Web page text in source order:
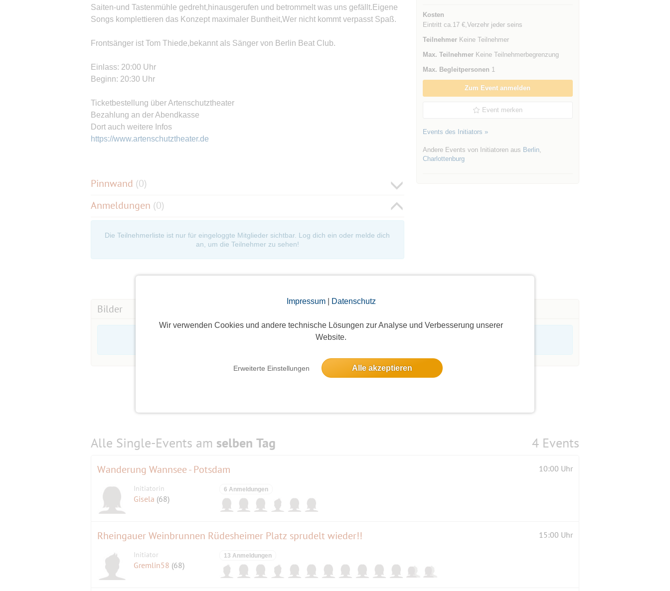
Impressum| Datenschutz
Wir verwenden Cookies und andere technische Lösungen zur Analyse und Verbesserung unserer
Website.
Erweiterte Einstellungen Alle akzeptieren
Saiten-und Tastenmühle gedreht,hinausgerufen und betrommelt was uns gefällt.Eigene
Songs komplettieren das Konzept maximaler Buntheit,Wer nicht kommt verpasst Spaß.
Frontsänger ist Tom Thiede,bekannt als Sänger von Berlin Beat Club.
Einlass: 20:00 Uhr
Beginn: 20:30 Uhr
Ticketbestellung über Artenschutztheater
Bezahlung an der Abendkasse
Dort auch weitere Infos
https://www.artenschutztheater.de
Pinnwand (0)
Anmeldungen (0)
Die Teilnehmerliste ist nur für eingeloggte Mitglieder sichtbar. Log dich ein oder melde dich
an, um die Teilnehmer zu sehen!
Kosten
Eintritt ca.17 €,Verzehr jeder seins
TeilnehmerKeine Teilnehmer
Max. TeilnehmerKeine Teilnehmerbegrenzung
Max. Begleitpersonen 1
Zum Event anmelden
Event merken
Events des Initiators »
Andere Events von Initiatoren aus Berlin,
Charlottenburg
Bilder
Die Bildergalerien sind nur für eingeloggte Mitglieder sichtbar.
Alle Single-Events am selben Tag 4 Events
Wanderung Wannsee - Potsdam 10:00 Uhr
Initiatorin
Gisela (68)
6 Anmeldungen
Rheingauer Weinbrunnen Rüdesheimer Platz sprudelt wieder!! 15:00 Uhr
Initiator
Gremlin58 (68)
13 Anmeldungen